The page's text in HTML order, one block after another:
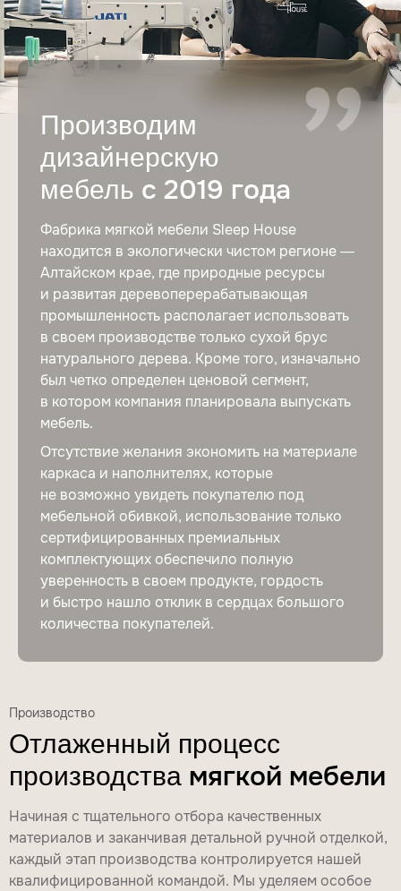
Производим
дизайнерскую
мебель с 2019 года
Фабрика мягкой мебели Sleep House
находится в экологически чистом регионе —
Алтайском крае, где природные ресурсы
и развитая деревоперерабатывающая
промышленность располагает использовать
в своем производстве только сухой брус
натурального дерева. Кроме того, изначально
был четко определен ценовой сегмент,
в котором компания планировала выпускать
мебель.
Отсутствие желания экономить на материале
каркаса и наполнителях, которые
не возможно увидеть покупателю под
мебельной обивкой, использование только
сертифицированных премиальных
комплектующих обеспечило полную
уверенность в своем продукте, гордость
и быстро нашло отклик в сердцах большого
количества покупателей.
Производство
Отлаженный процесс
производства мягкой мебели
Начиная с тщательного отбора качественных
материалов и заканчивая детальной ручной отделкой,
каждый этап производства контролируется нашей
квалифицированной командой. Мы уделяем особое